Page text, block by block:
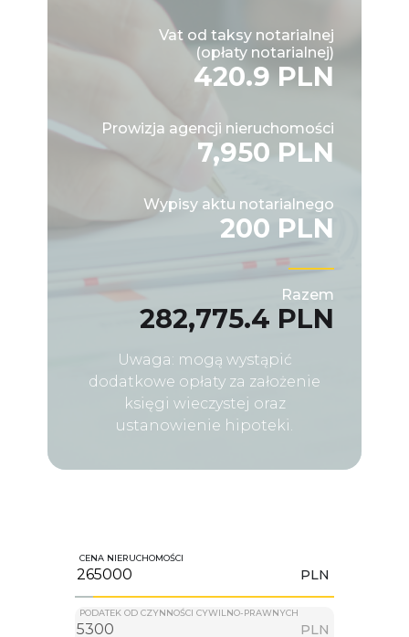
Vat od taksy notarialnej
(opłaty notarialnej)
420.9 PLN
Prowizja agencji nieruchomości
7,950 PLN
Wypisy aktu notarialnego
200 PLN
Razem
282,775.4 PLN
Uwaga: mogą wystąpić
dodatkowe opłaty za założenie
księgi wieczystej oraz
ustanowienie hipoteki.
CENA NIERUCHOMOŚCI
PLN
PODATEK OD CZYNNOŚCI CYWILNO-PRAWNYCH
PLN